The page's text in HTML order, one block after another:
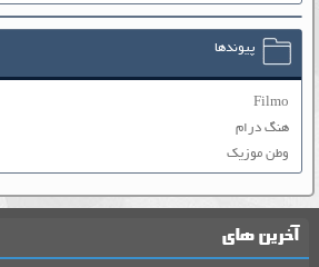
پیوندها
Filmo
هنگ درام
وطن موزیک
آخرین های